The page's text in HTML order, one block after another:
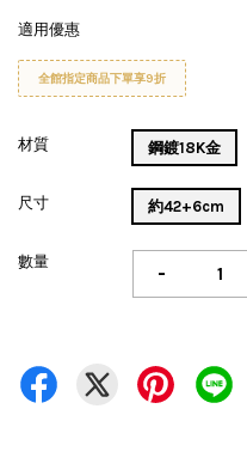
適用優惠
全館指定商品下單享9折
材質 鋼鍍18K金
尺寸 約42+6cm
數量 -